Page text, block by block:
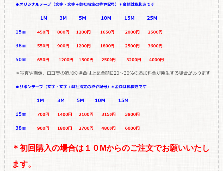
＊初回購入の場合は１０Mからのご注文でお願いいたし
ます。